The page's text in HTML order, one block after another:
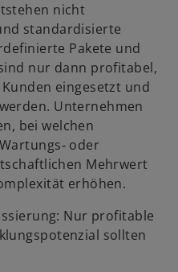
nicht
standardisierte
Pakete und
nur dann profitabel,
eingesetzt und
Unternehmen
bei welchen
oder
Mehrwert
erhöhen.
Nur profitable
sollten